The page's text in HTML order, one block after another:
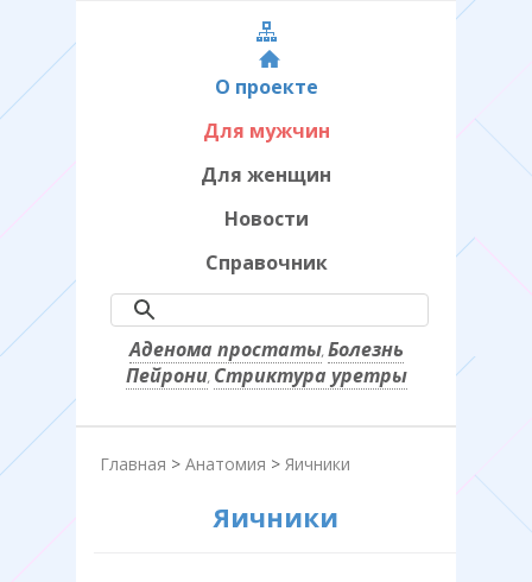
О проекте
Для мужчин
Для женщин
Новости
Справочник
Аденома простаты, Болезнь
Пейрони, Стриктура уретры
Главная > Анатомия > Яичники
Яичники